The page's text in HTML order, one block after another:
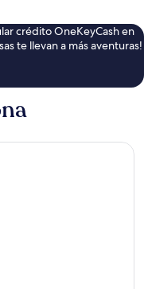
crédito OneKeyCash en
te llevan a más aventuras!